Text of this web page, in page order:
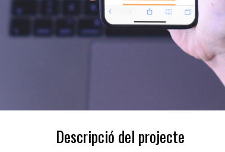
Descripció del projecte